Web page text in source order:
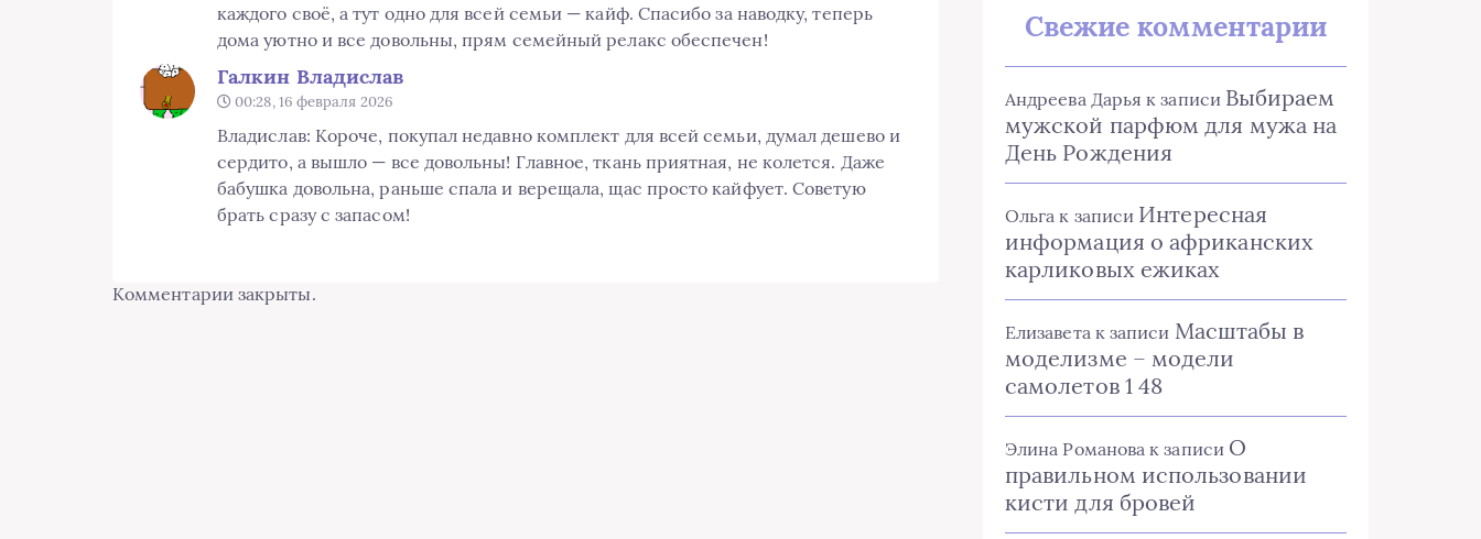
каждого своё, а тут одно для всей семьи — кайф. Спасибо за наводку, теперь
дома уютно и все довольны, прям семейный релакс обеспечен!
Галкин Владислав
00:28, 16 февраля 2026
Владислав: Короче, покупал недавно комплект для всей семьи, думал дешево и
сердито, а вышло — все довольны! Главное, ткань приятная, не колется. Даже
бабушка довольна, раньше спала и верещала, щас просто кайфует. Советую
брать сразу с запасом!
Комментарии закрыты.
Свежие комментарии
Андреева Дарья к записи Выбираем
мужской парфюм для мужа на
День Рождения
Ольга к записи Интересная
информация о африканских
карликовых ежиках
Елизаветак записи Масштабы в
моделизме – модели
самолетов 1 48
Элина Романова к записи О
правильном использовании
кисти для бровей